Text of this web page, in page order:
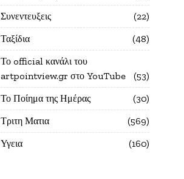
Συνεντευξεις
22
Ταξίδια
48
Το official κανάλι του
artpointview.gr στο YouTube
53
Το Ποίημα της Ημέρας
30
Τριτη Ματια
569
Υγεια
160